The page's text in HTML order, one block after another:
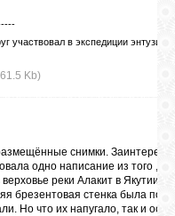
участвовал в экспедиции
Kb)
снимки.
одно написание из того ,
верховье реки Алакит в
брезентовая стенка была
Но что их напугало, так и